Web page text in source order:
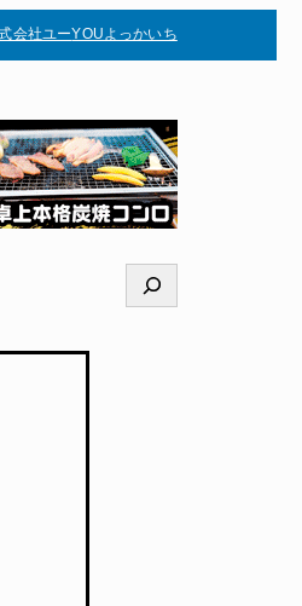
会社ユーYOUよっかいち
検
索